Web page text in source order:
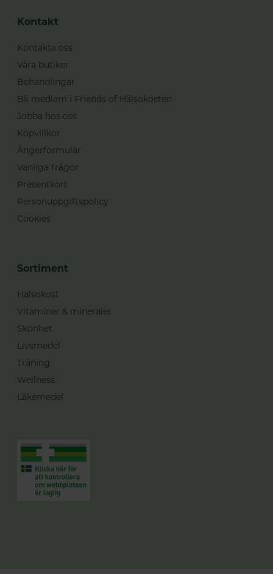
Kontakt
Kontakta oss
Våra butiker
Behandlingar
Bli medlem i Friends of Hälsokosten
Jobba hos oss
Köpvillkor
Ångerformulär
Vanliga frågor
Presentkort
Personuppgiftspolicy
Cookies
Sortiment
Hälsokost
Vitaminer & mineraler
Skönhet
Livsmedel
Träning
Wellness
Läkemedel